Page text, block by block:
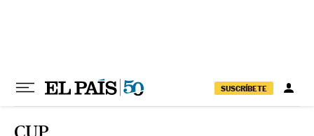
SUSCRÍBETE
CUP